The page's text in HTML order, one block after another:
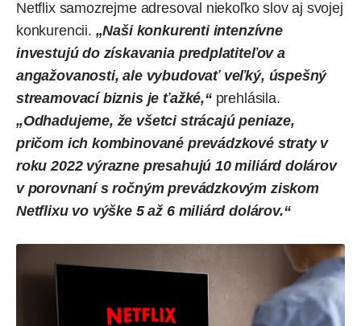
Netflix samozrejme adresoval niekoľko slov aj svojej
konkurencii. „Naši konkurenti intenzívne
investujú do získavania predplatiteľov a
angažovanosti, ale vybudovať veľký, úspešný
streamovací biznis je ťažké,“prehlásila.
„Odhadujeme, že všetci strácajú peniaze,
pričom ich kombinované prevádzkové straty v
roku 2022 výrazne presahujú 10 miliárd dolárov
v porovnaní s ročným prevádzkovým ziskom
Netflixu vo výške 5 až 6 miliárd dolárov.“